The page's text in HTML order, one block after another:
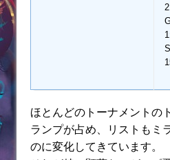
ほとんどのトーナメントの
ランプが占め、リストもミ
のに変化してきています。